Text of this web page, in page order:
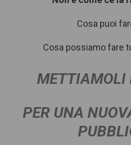
Cosa puoi
Cosa possiamo fare
METTIAMOLI
PER UNA